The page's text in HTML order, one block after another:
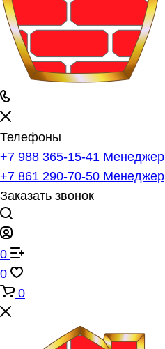
Телефоны
+7 988 365-15-41 Менеджер
+7 861 290-70-50 Менеджер
Заказать звонок
0
0
0